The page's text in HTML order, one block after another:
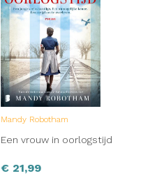
Mandy Robotham
Een vrouw in oorlogstijd
€ 21,99